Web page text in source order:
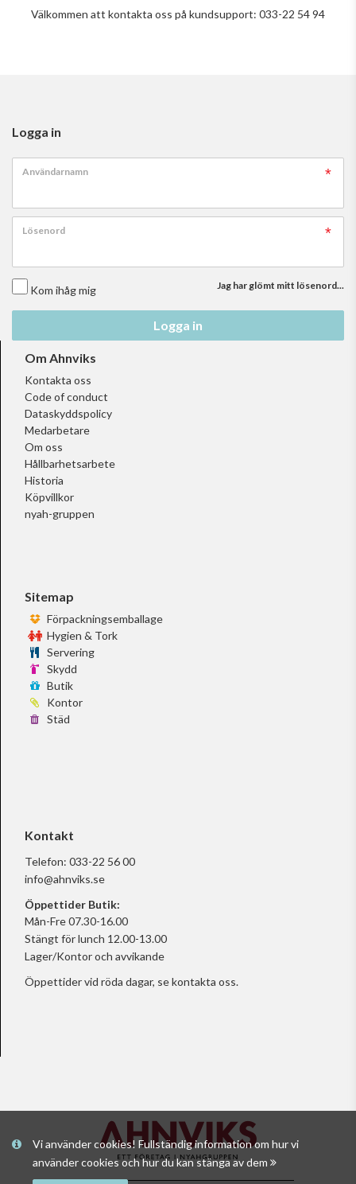
Vi använder cookies! Fullständig information om hur vi
använder cookies och hur du kan stänga av dem
Välkommen att kontakta oss på kundsupport: 033-22 54 94
Logga in
Användarnamn
Lösenord
Kom ihåg mig Jag har glömt mitt lösenord...
Logga in
Om Ahnviks
Kontakta oss
Code of conduct
Dataskyddspolicy
Medarbetare
Om oss
Hållbarhetsarbete
Historia
Köpvillkor
nyah-gruppen
Sitemap
Förpackningsemballage
Hygien & Tork
Servering
Skydd
Butik
Kontor
Städ
Kontakt
Telefon: 033-22 56 00
info@ahnviks.se
Öppettider Butik:
Mån-Fre 07.30-16.00
Stängt för lunch 12.00-13.00
Lager/Kontor och avvikande
Öppettider vid röda dagar, sekontakta oss.